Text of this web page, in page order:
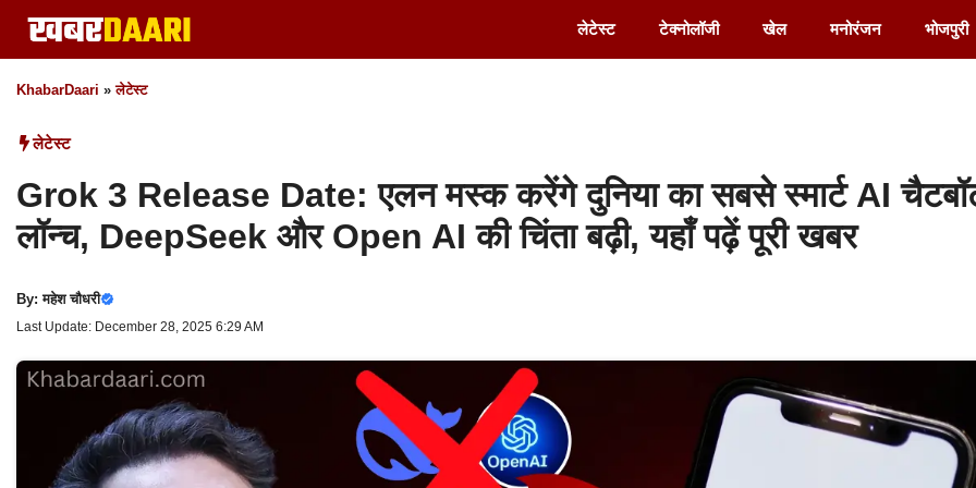
Skip
to
content
लेटेस्ट टेक्नोलॉजी खेल मनोरंजन भोजपुरी
KhabarDaari »लेटेस्ट
लेटेस्ट
Grok 3 Release Date: एलन मस्क करेंगे दुनिया का सबसे स्मार्ट AI
लॉन्च, DeepSeek और Open AI की चिंता बढ़ी, यहाँ पढ़ें पूरी खबर
By:महेश चौधरी
Last Update: December 28, 2025 6:29 AM